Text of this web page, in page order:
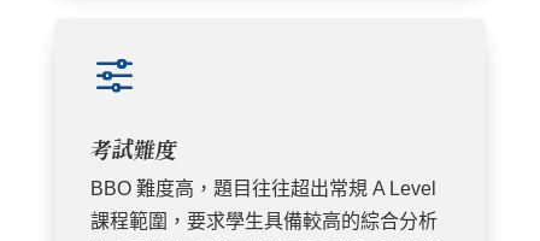
f
考試難度
BBO 難度高，題目往往超出常規 A Level
課程範圍，要求學生具備較高的綜合分析